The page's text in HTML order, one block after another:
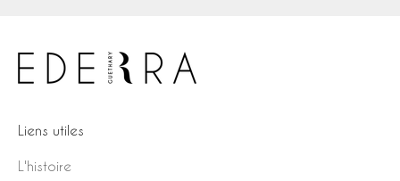
Liens utiles
L'histoire